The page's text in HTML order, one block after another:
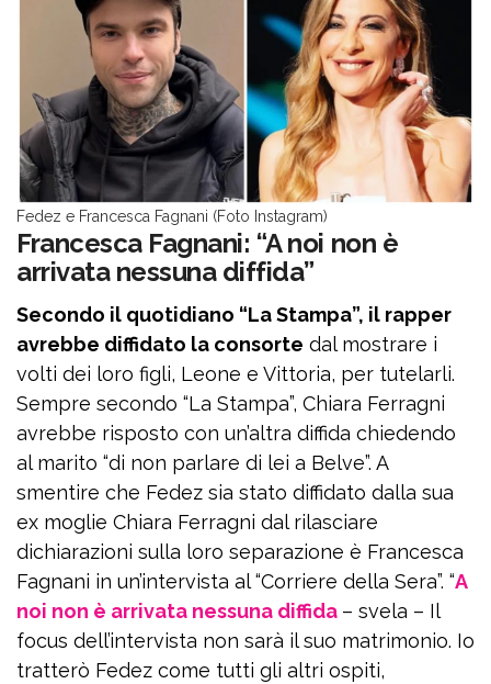
Fedez e Francesca Fagnani (Foto Instagram)
Francesca Fagnani: “A noi non è
arrivata nessuna diffida”
Secondo il quotidiano “La Stampa”, il rapper
avrebbe diffidato la consorte dal mostrare i
volti dei loro figli, Leone e Vittoria, per tutelarli.
Sempre secondo “La Stampa”, Chiara Ferragni
avrebbe risposto con un’altra diffida chiedendo
al marito “di non parlare di lei a Belve”. A
smentire che Fedez sia stato diffidato dalla sua
ex moglie Chiara Ferragni dal rilasciare
dichiarazioni sulla loro separazione è Francesca
Fagnani in un’intervista al “Corriere della Sera”. “A
noi non è arrivata nessuna diffida – svela – Il
focus dell’intervista non sarà il suo matrimonio. Io
tratterò Fedez come tutti gli altri ospiti,